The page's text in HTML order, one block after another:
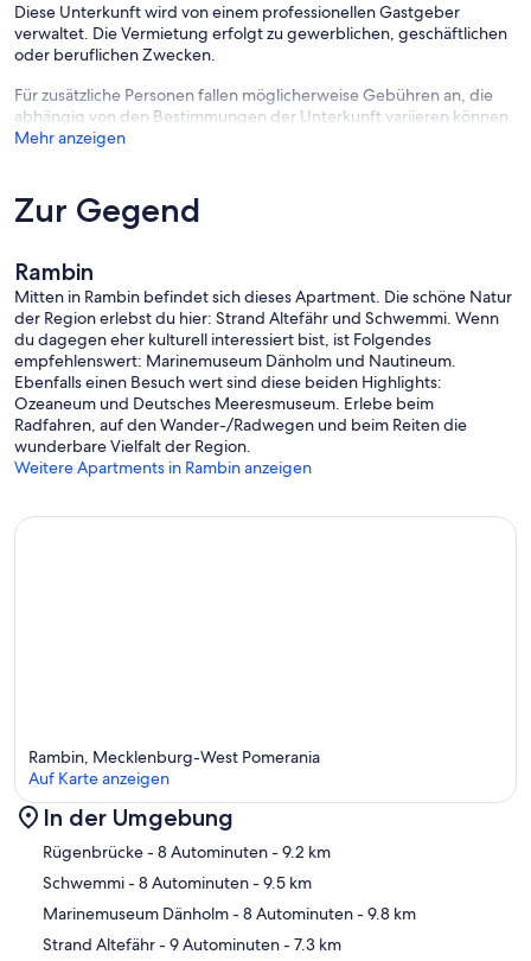
Diese Unterkunft wird von einem professionellen Gastgeber
verwaltet. Die Vermietung erfolgt zu gewerblichen, geschäftlichen
oder beruflichen Zwecken.
Für zusätzliche Personen fallen möglicherweise Gebühren an, die
abhängig von den Bestimmungen der Unterkunft variieren können.
Mehr anzeigen
Zur Gegend
Rambin
Mitten in Rambin befindet sich dieses Apartment. Die schöne Natur
der Region erlebst du hier: Strand Altefähr und Schwemmi. Wenn
du dagegen eher kulturell interessiert bist, ist Folgendes
empfehlenswert: Marinemuseum Dänholm und Nautineum.
Ebenfalls einen Besuch wert sind diese beiden Highlights:
Ozeaneum und Deutsches Meeresmuseum. Erlebe beim
Radfahren, auf den Wander-/Radwegen und beim Reiten die
wunderbare Vielfalt der Region.
Weitere Apartments in Rambin anzeigen
Karte
Rambin, Mecklenburg-West Pomerania
Auf Karte anzeigen
In der Umgebung
Rügenbrücke- 8 Autominuten- 9.2 km
Schwemmi- 8 Autominuten- 9.5 km
Marinemuseum Dänholm- 8 Autominuten- 9.8 km
Strand Altefähr- 9 Autominuten- 7.3 km